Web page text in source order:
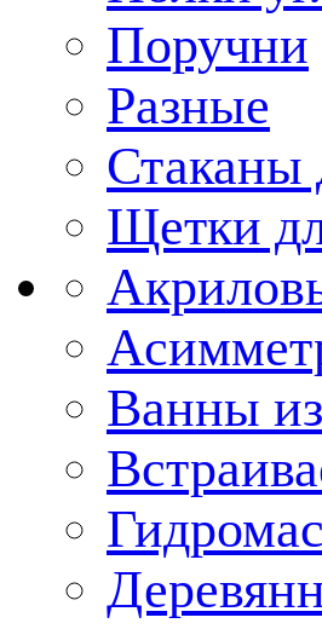
Поручни
Разные
Стаканы
Щетки
Ванны